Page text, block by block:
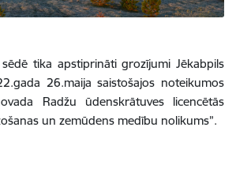
tika apstiprināti grozījumi Jēkabpils
26.maija saistošajos noteikumos
Radžu ūdenskrātuves licencētās
un zemūdens medību nolikums”.